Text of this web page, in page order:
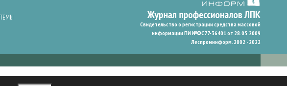
Свидетельство о регистрации средства массовой
информации ПИ №ФС77-36401 от 28.05.2009
Леспроминформ. 2002 - 2022
Cookies помогают нам запомнить ваши предпочтения и улучшить пользовательский